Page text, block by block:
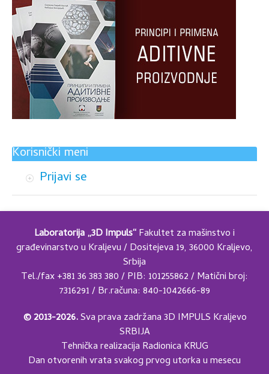
Korisnički meni
Prijavi se
Laboratorija „3D Impuls“Fakultet za mašinstvo i
građevinarstvo u Kraljevu / Dositejeva 19, 36000 Kraljevo,
Srbija
Tel./fax +381 36 383 380 / PIB: 101255862 / Matični broj:
7316291 / Br.računa: 840-1042666-89
© 2013-2026.Sva prava zadržana 3D IMPULS Kraljevo
SRBIJA
Tehnička realizacija Radionica KRUG
Dan otvorenih vrata svakog prvog utorka u mesecu